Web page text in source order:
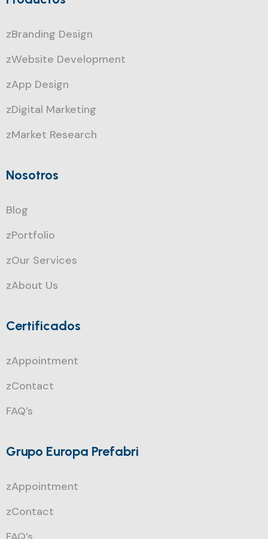
zBranding Design
zWebsite Development
zApp Design
zDigital Marketing
zMarket Research
Nosotros
Blog
zPortfolio
zOur Services
zAbout Us
Certificados
zAppointment
zContact
FAQ’s
Grupo Europa Prefabri
zAppointment
zContact